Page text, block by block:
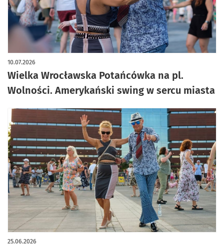
Wielka Wrocławska Potańcówka na pl.
Wolności. Amerykański swing w sercu miasta
10.07.2026
25.06.2026